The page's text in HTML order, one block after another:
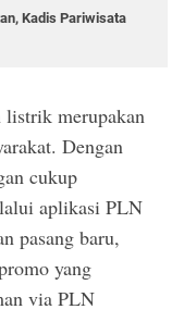
Kadis Pariwisata
listrik merupakan
Dengan
cukup
aplikasi PLN
pasang baru,
yang
via PLN